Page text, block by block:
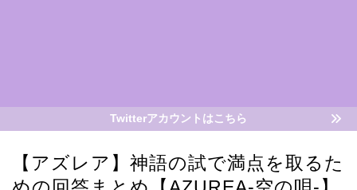
Twitterアカウントはこちら
【アズレア】神語の試で満点を取るた